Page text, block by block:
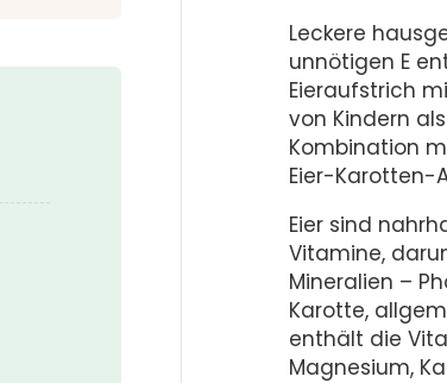
Leckere
unnötigen E
Eieraufstrich
von Kindern
Kombination
Eier-Karotten-
Eier sind
Vitamine,
Mineralien –
Karotte,
enthält die
Magnesium,